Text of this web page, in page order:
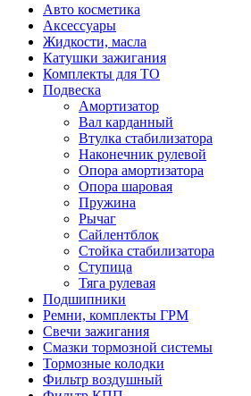
Авто косметика
Аксессуары
Жидкости, масла
Катушки зажигания
Комплекты для ТО
Подвеска
Амортизатор
Вал карданный
Втулка стабилизатора
Наконечник рулевой
Опора амортизатора
Опора шаровая
Пружина
Рычаг
Сайлентблок
Стойка стабилизатора
Ступица
Тяга рулевая
Подшипники
Ремни, комплекты ГРМ
Свечи зажигания
Смазки тормозной системы
Тормозные колодки
Фильтр воздушный